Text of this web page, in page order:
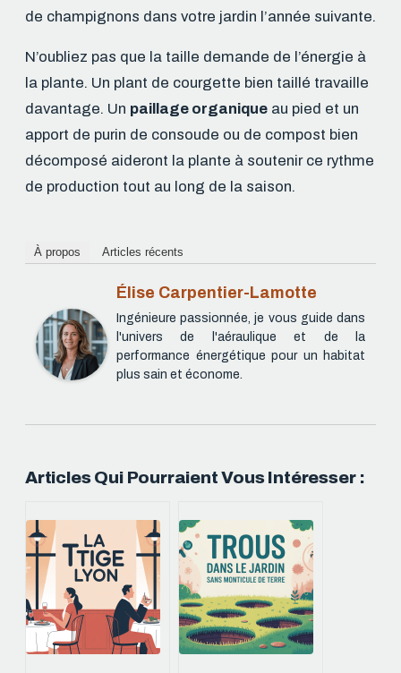
de champignons dans votre jardin l’année suivante.
N’oubliez pas que la taille demande de l’énergie à
la plante. Un plant de courgette bien taillé travaille
davantage. Un paillage organique au pied et un
apport de purin de consoude ou de compost bien
décomposé aideront la plante à soutenir ce rythme
de production tout au long de la saison.
À propos Articles récents
Élise Carpentier-Lamotte
Ingénieure passionnée, je vous guide dans
l'univers de l'aéraulique et de la
performance énergétique pour un habitat
plus sain et économe.
Articles Qui Pourraient Vous Intéresser :